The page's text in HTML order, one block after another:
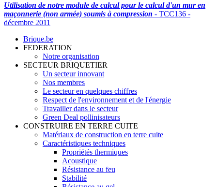
Utilisation de notre module de calcul pour le calcul d'un mur en
maçonnerie (non armée) soumis à compression - TCC136 -
décembre 2011
Brique.be
FEDERATION
Notre organisation
SECTEUR BRIQUETIER
Un secteur innovant
Nos membres
Le secteur en quelques chiffres
Respect de l'environnement et de l'énergie
Travailler dans le secteur
Green Deal pollinisateurs
CONSTRUIRE EN TERRE CUITE
Matériaux de construction en terre cuite
Caractéristiques techniques
Propriétés thermiques
Acoustique
Résistance au feu
Stabilité